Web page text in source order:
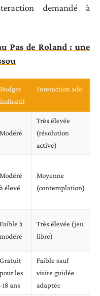
demandé à
Pas de Roland : une
Budget
indicatif
Interaction ado
Modéré
Très élevée
(résolution
active)
Modéré
à élevé
Moyenne
(contemplation)
Faible à
modéré
Très élevée (jeu
libre)
Gratuit
pour les
-18 ans
Faible sauf
visite guidée
adaptée